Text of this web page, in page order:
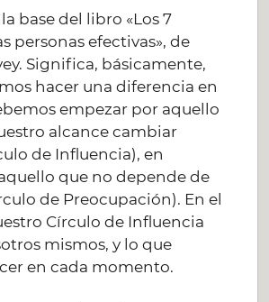
la base del libro «Los 7
personas efectivas», de
Significa, básicamente,
hacer una diferencia en
empezar por aquello
alcance cambiar
de Influencia), en
que no depende de
de Preocupación). En el
Círculo de Influencia
mismos, y lo que
en cada momento.